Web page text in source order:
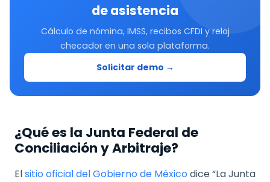
de asistencia
Cálculo de nómina, IMSS, recibos CFDI y reloj
checador en una sola plataforma.
Solicitar demo →
¿Qué es la Junta Federal de
Conciliación y Arbitraje?
Elsitio oficial del Gobierno de Méxicodice “La Junta